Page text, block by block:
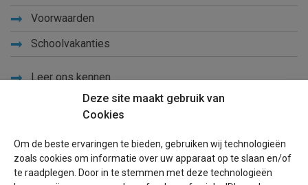
Deze site maakt gebruik van
Cookies
Om de beste ervaringen te bieden, gebruiken wij technologieën
zoals cookies om informatie over uw apparaat op te slaan en/of
te raadplegen. Door in te stemmen met deze technologieën
Voorwaarden
Schoolvakanties
Leer ons kennen
Sitemap
Blog